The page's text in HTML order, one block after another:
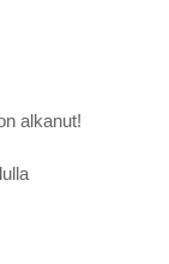
alkanut!